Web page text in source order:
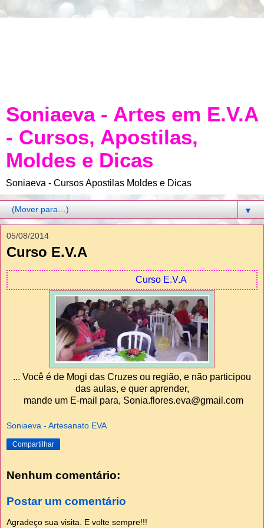
Soniaeva - Artes em E.V.A
- Cursos, Apostilas,
Moldes e Dicas
Soniaeva - Cursos Apostilas Moldes e Dicas
▼
05/08/2014
Curso E.V.A
Curso E.V.A
... Você é de Mogi das Cruzes ou região, e não participou
das aulas, e quer aprender,
mande um E-mail para, Sonia.flores.eva@gmail.com
Soniaeva - Artesanato EVA
Compartilhar
Nenhum comentário:
Postar um comentário
Agradeço sua visita. E volte sempre!!!